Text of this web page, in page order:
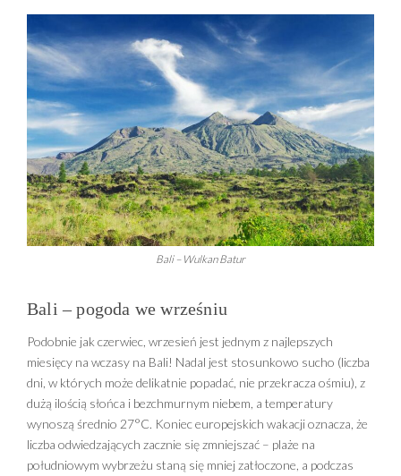
Bali – Wulkan Batur
Bali – pogoda we wrześniu
Podobnie jak czerwiec, wrzesień jest jednym z najlepszych
miesięcy na wczasy na Bali! Nadal jest stosunkowo sucho (liczba
dni, w których może delikatnie popadać, nie przekracza ośmiu), z
dużą ilością słońca i bezchmurnym niebem, a temperatury
wynoszą średnio 27°C. Koniec europejskich wakacji oznacza, że ​​
liczba odwiedzających zacznie się zmniejszać – plaże na
południowym wybrzeżu staną się mniej zatłoczone, a podczas